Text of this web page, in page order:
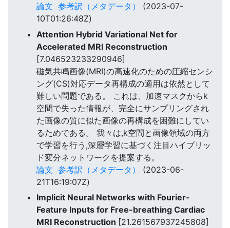
論文 参考訳（メタデータ）
(2023-07-
10T01:26:48Z)
Attention Hybrid Variational Net for
Accelerated MRI Reconstruction
[7.046523233290946]
磁気共鳴画像(MRI)の高速化のための圧縮センシ
ング(CS)対応データ再構成の適用は依然として
難しい問題である。 これは、加速マスクからk
空間で失った情報が、完全にサンプリングされ
た画像の質に似た画像の再構成を困難にしてい
るためである。 我々は,k空間と画像領域の両方
で学習を行う,深層学習に基づく注目ハイブリッ
ド変分ネットワークを提案する。
論文 参考訳（メタデータ）
(2023-06-
21T16:19:07Z)
Implicit Neural Networks with Fourier-
Feature Inputs for Free-breathing Cardiac
MRI Reconstruction [21.261567937245808]